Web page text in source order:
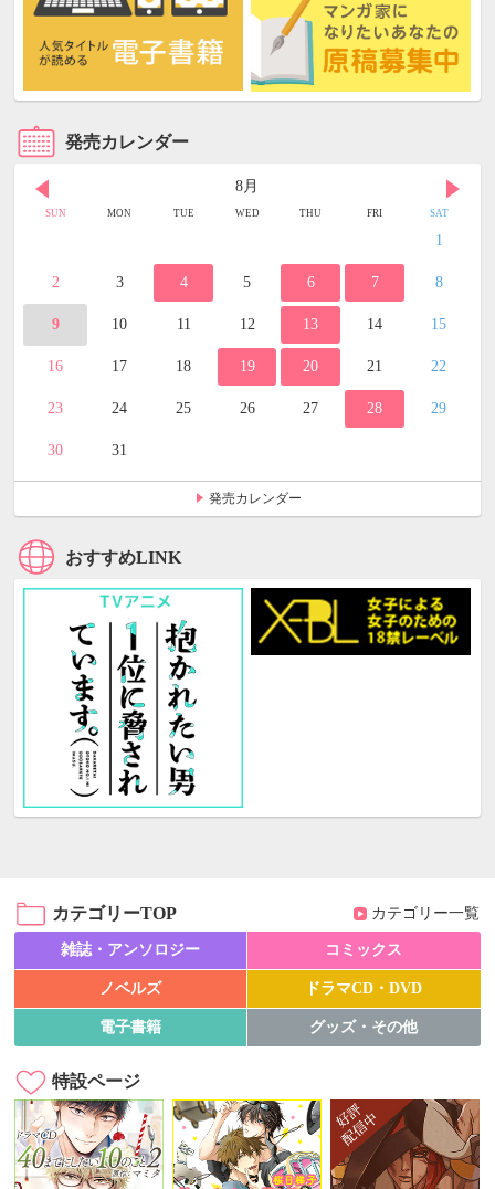
発売カレンダー
8月
SUN MON TUE WED THU FRI SAT
1
2 3 4 5 6 7 8
9 10 11 12 13 14 15
16 17 18 19 20 21 22
23 24 25 26 27 28 29
30 31
発売カレンダー
おすすめLINK
カテゴリーTOP カテゴリー一覧
雑誌・アンソロジー コミックス
ノベルズ ドラマCD・DVD
電子書籍 グッズ・その他
特設ページ